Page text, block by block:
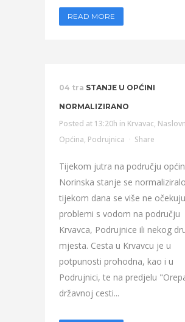
READ MORE
04 tra STANJE U OPĆINI
NORMALIZIRANO
Posted at 13:20h in Krvavac,
Općina, Podrujnica Share
Tijekom jutra na području
Norinska stanje se
tijekom dana se više ne očekuju
problemi s vodom na području
Krvavca, Podrujnice ili nekog
mjesta. Cesta u Krvavcu je u
potpunosti prohodna, kao i u
Podrujnici, te na predjelu
državnoj cesti...